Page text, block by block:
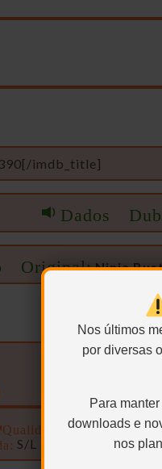
Nos últimos
por diversas
Para
downloads e
nos
imdb_title]
Dados
Original: Ninja
Qualidade:
640×480 –
S/L